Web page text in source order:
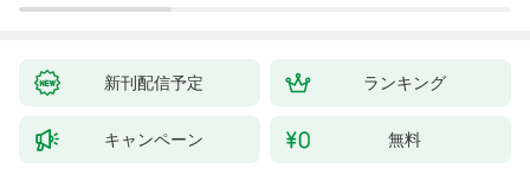
新刊配信予定 ランキング
キャンペーン 無料